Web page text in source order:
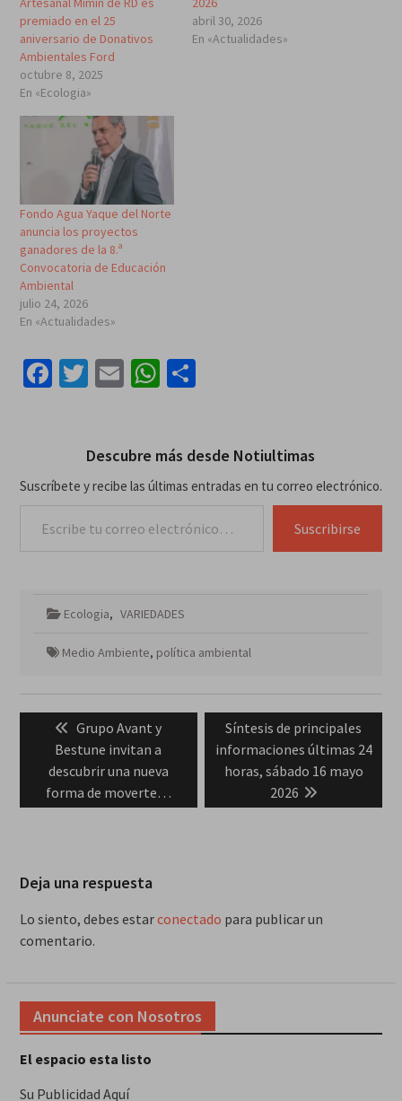
premiado en el 25
aniversario de Donativos
Ambientales Ford
octubre 8, 2025
En «Ecologia»
abril 30, 2026
En «Actualidades»
Fondo Agua Yaque del Norte
anuncia los proyectos
ganadores de la 8.ª
Convocatoria de Educación
Ambiental
julio 24, 2026
En «Actualidades»
Facebook
Twitter
EmailWhatsApp
Compartir
Descubre más desde Notiultimas
Suscríbete y recibe las últimas entradas en tu correo electrónico.
Suscribirse
Ecologia, VARIEDADES
Medio Ambiente, política ambiental
entradas
Previous
post:
Grupo Avant y
Bestune invitan a
descubrir una nueva
forma de moverte…
Next
post:
Síntesis de principales
informaciones últimas 24
horas, sábado 16 mayo
2026
Deja una respuesta
Lo siento, debes estarconectado para publicar un
comentario.
Anunciate con Nosotros
El espacio esta listo
Su Publicidad Aquí